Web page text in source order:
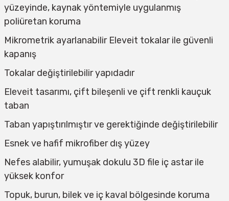
yüzeyinde, kaynak yöntemiyle uygulanmış
poliüretan koruma
Mikrometrik ayarlanabilir Eleveit tokalar ile güvenli
kapanış
Tokalar değiştirilebilir yapıdadır
Eleveit tasarımı, çift bileşenli ve çift renkli kauçuk
taban
Taban yapıştırılmıştır ve gerektiğinde değiştirilebilir
Esnek ve hafif mikrofiber dış yüzey
Nefes alabilir, yumuşak dokulu 3D file iç astar ile
yüksek konfor
Topuk, burun, bilek ve iç kaval bölgesinde koruma